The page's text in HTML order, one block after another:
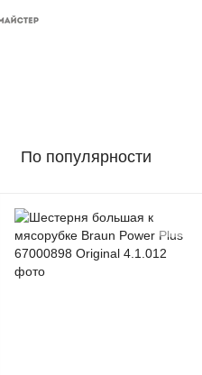
По популярности